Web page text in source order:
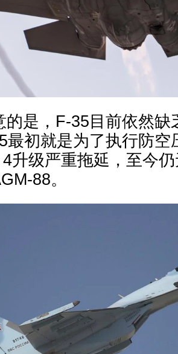
的是，F-35目前依然缺
最初就是为了执行防空
升级严重拖延，至今
88。